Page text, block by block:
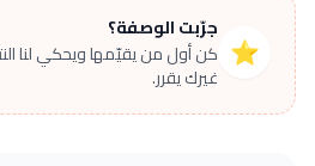
⭐
جرّبت الوصفة؟
كن أول من يقيّمها ويحكي لنا
غيرك يقرر.